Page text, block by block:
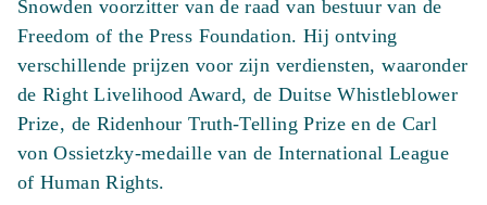
Snowden voorzitter van de raad van bestuur van de
Freedom of the Press Foundation. Hij ontving
verschillende prijzen voor zijn verdiensten, waaronder
de Right Livelihood Award, de Duitse Whistleblower
Prize, de Ridenhour Truth-Telling Prize en de Carl
von Ossietzky-medaille van de International League
of Human Rights.